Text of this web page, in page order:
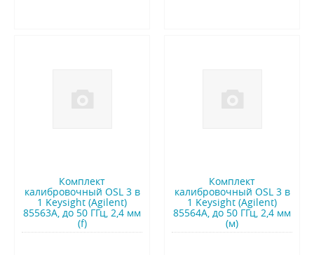
Комплект
калибровочный OSL 3 в
1 Keysight (Agilent)
85563A, до 50 ГГц, 2,4 мм
(f)
Комплект
калибровочный OSL 3 в
1 Keysight (Agilent)
85564A, до 50 ГГц, 2,4 мм
(м)